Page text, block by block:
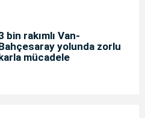
bin rakımlı Van-
yolunda zorlu
mücadele